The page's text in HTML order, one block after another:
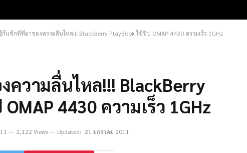
กันซักทีที่มาของความลื่นไหล!!! BlackBerry PlayBook ใช้ชิป OMAP 4430 ความเร็ว 1GHz
วามลื่นไหล!!! BlackBerry
4430 ความเร็ว 1GHz
2,122 Views Updated: 21 มกราคม 2011